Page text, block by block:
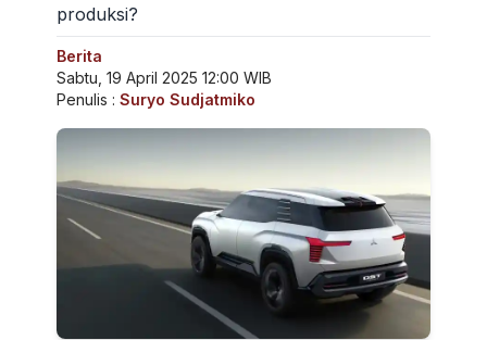
produksi?
Berita
Sabtu, 19 April 2025 12:00 WIB
Penulis : Suryo Sudjatmiko